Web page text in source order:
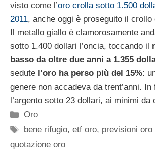
visto come l’oro crolla sotto 1.500
2011, anche oggi è proseguito il crollo
Il metallo giallo è clamorosamente
sotto 1.400 dollari l’oncia, toccando il
basso da oltre due anni a 1.355
sedute l’oro ha perso più del 15%:
genere non accadeva da trent’anni.
l’argento sotto 23 dollari, ai minimi da
Categorie
Oro
Tag
bene rifugio,etf oro, previsioni oro
quotazione oro